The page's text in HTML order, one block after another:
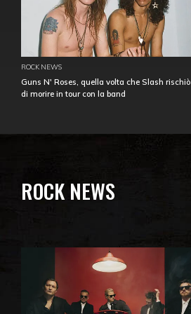
ROCK NEWS
Guns N' Roses, quella volta che Slash rischiò
di morire in tour con la band
ROCK NEWS